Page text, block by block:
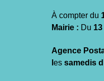
À compter du
Mairie : Du
Agence
es samedis